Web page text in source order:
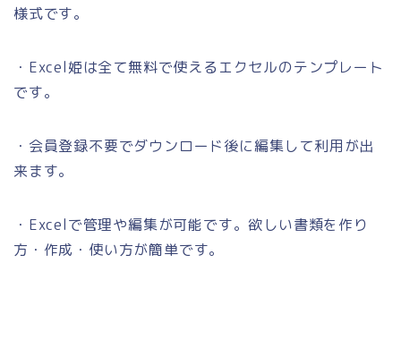
様式です。
・Excel姫は全て無料で使えるエクセルのテンプレート
です。
・会員登録不要でダウンロード後に編集して利用が出
来ます。
・Excelで管理や編集が可能です。欲しい書類を作り
方・作成・使い方が簡単です。